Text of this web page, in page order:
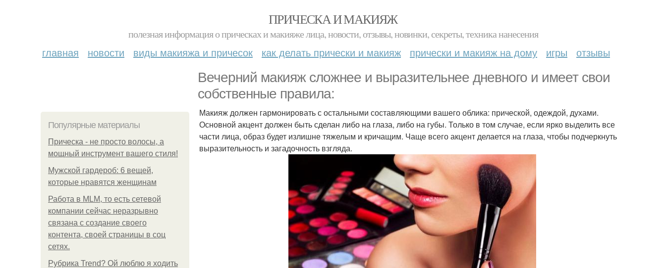
ПРИЧЕСКА И МАКИЯЖ
полезная информация о прическах и макияже лица, новости, отзывы, новинки, секреты, техника нанесения
главная новости виды макияжа и причесок как делать прически и макияж прически и макияж на дому игры отзывы
Вечерний макияж сложнее и выразительнее дневного и имеет свои
собственные правила:
Популярные материалы
Прическа - не просто волосы, а
мощный инструмент вашего стиля!
Мужской гардероб: 6 вещей,
которые нравятся женщинам
Работа в MLM, то есть сетевой
компании сейчас неразрывно
связана с создание своего
контента, своей страницы в соц
сетях.
Рубрика Trend? Ой люблю я ходить
Макияж должен гармонировать с остальными составляющими вашего облика: прической, одеждой, духами.
Основной акцент должен быть сделан либо на глаза, либо на губы. Только в том случае, если ярко выделить все
части лица, образ будет излишне тяжелым и кричащим. Чаще всего акцент делается на глаза, чтобы подчеркнуть
выразительность и загадочность взгляда.